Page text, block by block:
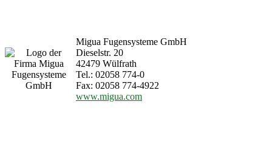
Migua Fugensysteme GmbH
Dieselstr. 20
42479 Wülfrath
Tel.: 02058 774-0
Fax: 02058 774-4922
www.migua.com